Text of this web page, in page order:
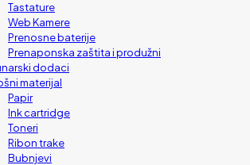
Tastature
Web Kamere
Prenosne baterije
Prenaponska zaštita i produžni
dodaci
materijal
Papir
Ink cartridge
Toneri
Ribon trake
Bubnjevi